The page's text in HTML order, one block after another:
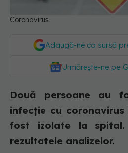
Coronavirus
Adaugă-ne ca sursă
Urmărește-ne pe
Două persoane au
infecție cu
fost izolate la spital.
rezultatele analizelor.